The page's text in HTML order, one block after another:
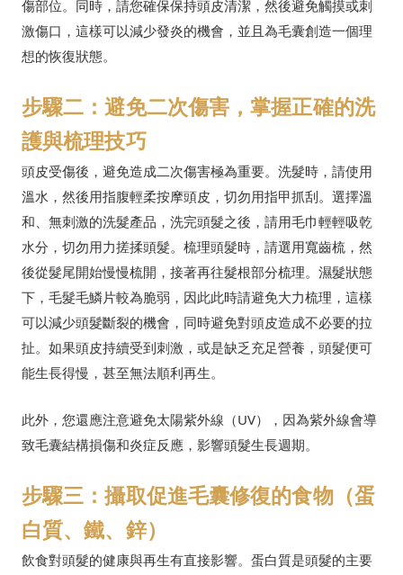
傷部位。同時，請您確保保持頭皮清潔，然後避免觸摸或刺
激傷口，這樣可以減少發炎的機會，並且為毛囊創造一個理
想的恢復狀態。
步驟二：避免二次傷害，掌握正確的洗
護與梳理技巧
頭皮受傷後，避免造成二次傷害極為重要。洗髮時，請使用
溫水，然後用指腹輕柔按摩頭皮，切勿用指甲抓刮。選擇溫
和、無刺激的洗髮產品，洗完頭髮之後，請用毛巾輕輕吸乾
水分，切勿用力搓揉頭髮。梳理頭髮時，請選用寬齒梳，然
後從髮尾開始慢慢梳開，接著再往髮根部分梳理。濕髮狀態
下，毛髮毛鱗片較為脆弱，因此此時請避免大力梳理，這樣
可以減少頭髮斷裂的機會，同時避免對頭皮造成不必要的拉
扯。如果頭皮持續受到刺激，或是缺乏充足營養，頭髮便可
能生長得慢，甚至無法順利再生。
此外，您還應注意避免太陽紫外線（UV），因為紫外線會導
致毛囊結構損傷和炎症反應，影響頭髮生長週期。
步驟三：攝取促進毛囊修復的食物（蛋
白質、鐵、鋅）
飲食對頭髮的健康與再生有直接影響。蛋白質是頭髮的主要